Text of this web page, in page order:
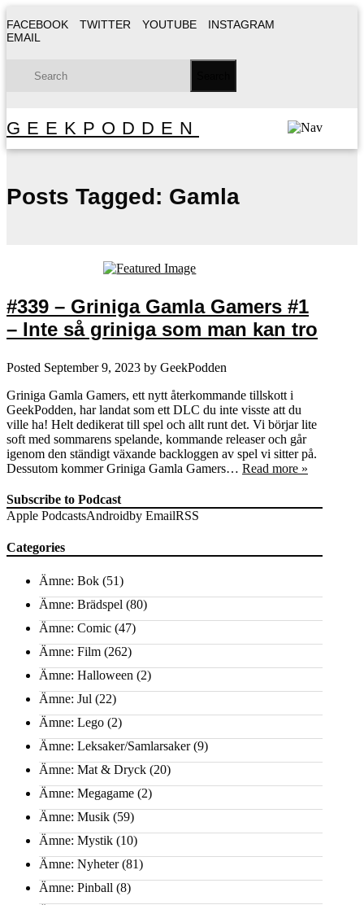
FACEBOOK TWITTER YOUTUBE
INSTAGRAM
EMAIL
GEEKPODDEN
Posts Tagged: Gamla
#339 – Griniga Gamla Gamers #1
– Inte så griniga som man kan tro
Posted September 9, 2023 by GeekPodden
Griniga Gamla Gamers, ett nytt återkommande tillskott i
GeekPodden, har landat som ett DLC du inte visste att du
ville ha! Helt dedikerat till spel och allt runt det. Vi börjar lite
soft med sommarens spelande, kommande releaser och går
igenom den ständigt växande backloggen av spel vi sitter på.
Dessutom kommer Griniga Gamla Gamers… Read more »
Subscribe to Podcast
Apple PodcastsAndroidby EmailRSS
Categories
Ämne: Bok (51)
Ämne: Brädspel (80)
Ämne: Comic (47)
Ämne: Film (262)
Ämne: Halloween (2)
Ämne: Jul (22)
Ämne: Lego (2)
Ämne: Leksaker/Samlarsaker(9)
Ämne: Mat & Dryck (20)
Ämne: Megagame (2)
Ämne: Musik (59)
Ämne: Mystik (10)
Ämne: Nyheter(81)
Ämne: Pinball (8)